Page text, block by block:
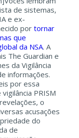
de sistemas,
e ex-
por tornar
que
da NSA. A
The Guardian e
da Vigilância
informações.
por essa
PRISM
o
acusações
do
de